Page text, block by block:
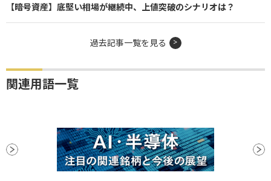
【暗号資産】底堅い相場が継続中、上値突破のシナリオは？
過去記事一覧を見る
関連用語一覧